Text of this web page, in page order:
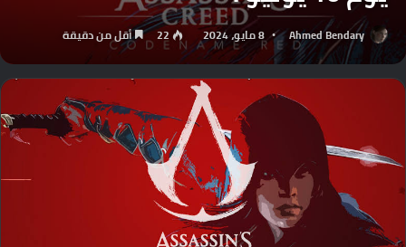
Ahmed Bendary 8 مايو، 2024 22 أقل من دقيقة